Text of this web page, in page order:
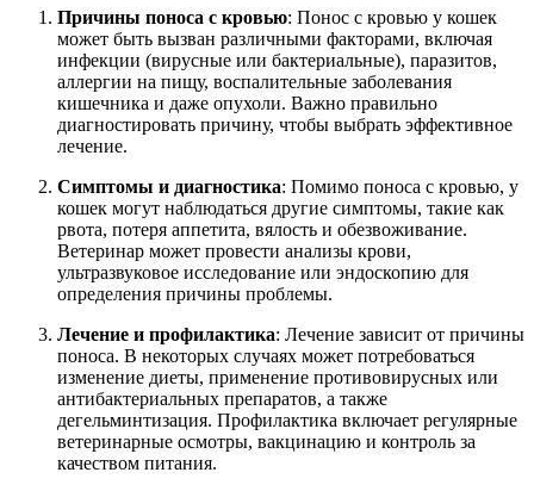
Причины поноса с кровью: Понос с кровью у кошек
может быть вызван различными факторами, включая
инфекции (вирусные или бактериальные), паразитов,
аллергии на пищу, воспалительные заболевания
кишечника и даже опухоли. Важно правильно
диагностировать причину, чтобы выбрать эффективное
лечение.
Симптомы и диагностика: Помимо поноса с кровью, у
кошек могут наблюдаться другие симптомы, такие как
рвота, потеря аппетита, вялость и обезвоживание.
Ветеринар может провести анализы крови,
ультразвуковое исследование или эндоскопию для
определения причины проблемы.
Лечение и профилактика: Лечение зависит от причины
поноса. В некоторых случаях может потребоваться
изменение диеты, применение противовирусных или
антибактериальных препаратов, а также
дегельминтизация. Профилактика включает регулярные
ветеринарные осмотры, вакцинацию и контроль за
качеством питания.